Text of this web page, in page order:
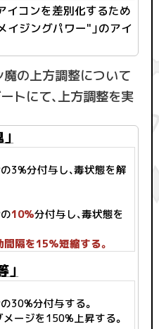
イコンを差別化するため
イジングパワー"」のアイ
魔の上方調整について
トにて、上方調整を実
3%分付与し、毒状態を解
10%分付与し、毒状態を
隔を15%短縮する。
」
30%分付与する。
ージを150%上昇する。